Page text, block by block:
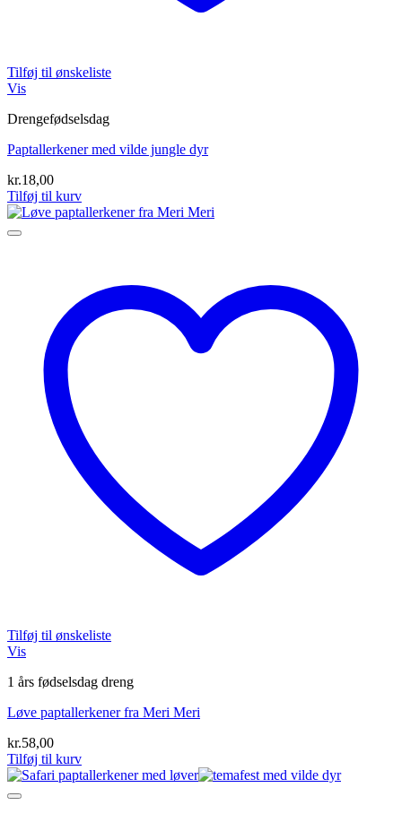
Tilføj til ønskeliste
Vis
Drengefødselsdag
Paptallerkener med vilde jungle dyr
kr.18,00
Tilføj til kurv
Tilføj til ønskeliste
Vis
1 års fødselsdag dreng
Løve paptallerkener fra Meri Meri
kr.58,00
Tilføj til kurv